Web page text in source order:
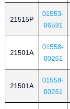
21515P
01553-
06591
21501A
01558-
00261
21501A
01558-
00261